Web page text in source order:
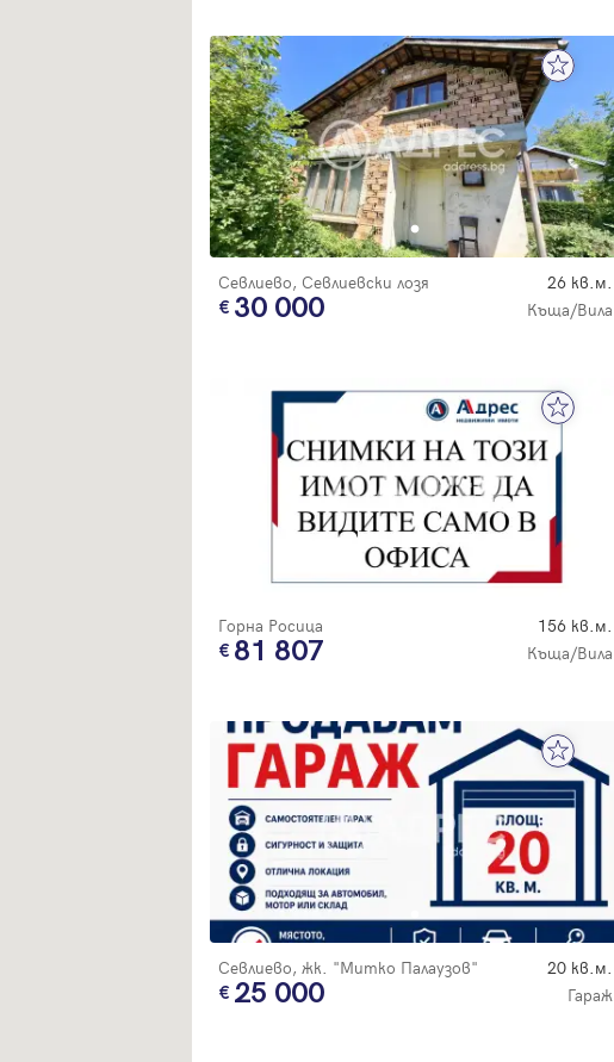
Севлиево, Севлиевски лозя 26 кв.м.
30 000 Къща/Вила
Горна Росица 156 кв.м.
81 807 Къща/Вила
Севлиево, жк. "Митко Палаузов" 20 кв.м.
25 000 Гараж